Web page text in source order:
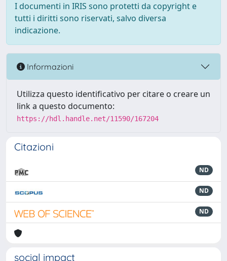
I documenti in IRIS sono protetti da copyright e
tutti i diritti sono riservati, salvo diversa
indicazione.
Informazioni
Utilizza questo identificativo per citare o creare un
link a questo documento:
https://hdl.handle.net/11590/167204
Citazioni
ND
ND
ND
social impact